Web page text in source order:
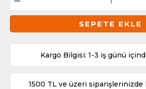
SEPETE EKLE
Kargo Bilgisi: 1-3 iş günü
1500 TL ve üzeri siparişlerinizde